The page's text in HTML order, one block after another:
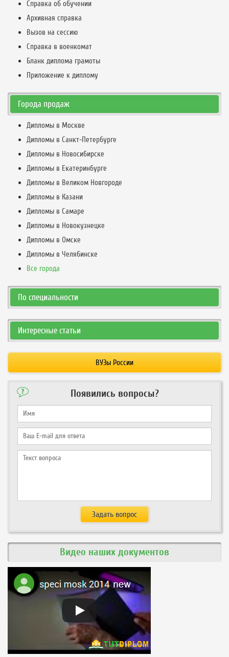
Справка об обучении
Архивная справка
Вызов на сессию
Справка в военкомат
Бланк диплома грамоты
Приложение к диплому
Города продаж
Дипломы в Москве
Дипломы в Санкт-Петербурге
Дипломы в Новосибирске
Дипломы в Екатеринбурге
Дипломы в Великом Новгороде
Дипломы в Казани
Дипломы в Самаре
Дипломы в Новокузнецке
Дипломы в Омске
Дипломы в Челябинске
Все города
По специальности
Интересные статьи
ВУЗы России
Появились вопросы?
Видео наших документов